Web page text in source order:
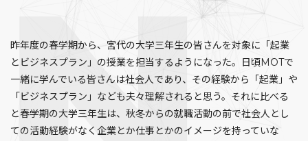
昨年度の春学期から、宮代の大学三年生の皆さんを対象に「起業
とビジネスプラン」の授業を担当するようになった。日頃MOTで
一緒に学んでいる皆さんは社会人であり、その経験から「起業」や
「ビジネスプラン」なども夫々理解されると思う。それに比べる
と春学期の大学三年生は、秋冬からの就職活動の前で社会人とし
ての活動経験がなく企業とか仕事とかのイメージを持っていな